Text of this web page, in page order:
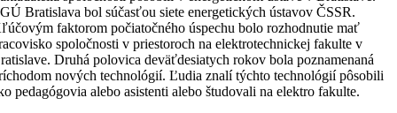
Bratislava bol súčasťou siete energetických ústavov ČSSR.
faktorom počiatočného úspechu bolo rozhodnutie mať
spoločnosti v priestoroch na elektrotechnickej fakulte v
Druhá polovica deväťdesiatych rokov bola poznamenaná
nových technológií. Ľudia znalí týchto technológií pôsobili
pedagógovia alebo asistenti alebo študovali na elektro fakulte.